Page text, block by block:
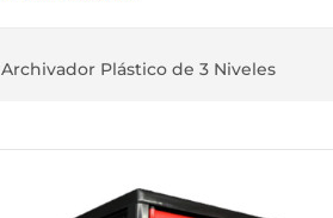
Archivador Plástico de 3 Niveles